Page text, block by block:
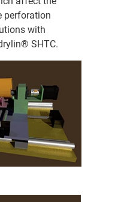
perforation
with
SHTC.